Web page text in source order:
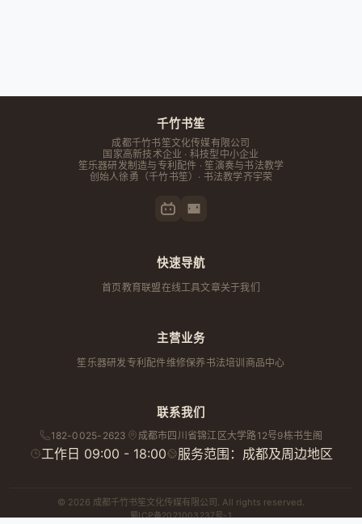
千竹书笙
成都千竹书笙文化传媒有限公司
国家高新技术企业 · 科技型中小企业
笙乐器研发制造与专利配件 · 笙演奏与书法教学
创始人徐勇 （千竹书笙）· 书法教学齐宇荣
快速导航
首页教育联盟在线工具文章关于我们
主营业务
笙乐器研发专利配件维修保养 书法培训 商品中心
联系我们
182-0025-2623 成都市四川省锦江区大学路12号9栋书生阁
工作日 09:00 - 18:00 服务范围：成都及周边地区
© 2026 成都千竹书笙文化传媒有限公司. All rights reserved.
蜀ICP备2021003237号-1